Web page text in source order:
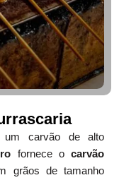
um carvão de alto
fornece ocarvão
grãos de tamanho